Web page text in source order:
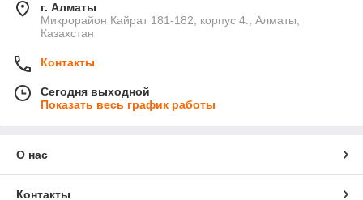
г. Алматы
Микрорайон Кайрат 181-182, корпус 4., Алматы,
Казахстан
Контакты
Сегодня выходной
Показать весь график работы
О нас
Контакты